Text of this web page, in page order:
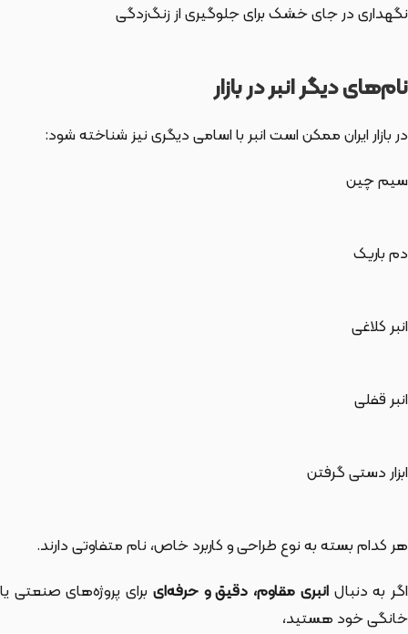
نگهداری در جای خشک برای جلوگیری از زنگ‌زدگی
نام‌های دیگر انبر در بازار
در بازار ایران ممکن است انبر با اسامی دیگری نیز شناخته شود:
سیم چین
دم باریک
انبر کلاغی
انبر قفلی
ابزار دستی گرفتن
هر کدام بسته به نوع طراحی و کاربرد خاص، نام متفاوتی دارند.
اگر به دنبالانبری مقاوم، دقیق و حرفه‌ای برای پروژه‌های صنعتی یا
خانگی خود هستید،